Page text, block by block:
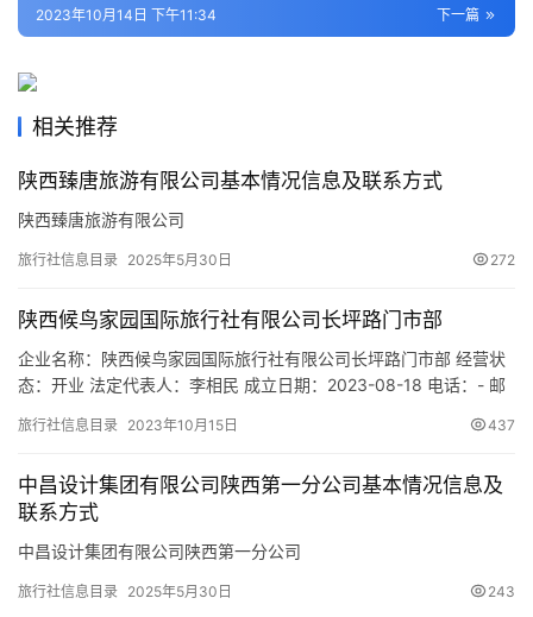
活
旅
游
市
下一篇
2023年10月14日 下午11:34
相关推荐
陕西臻唐旅游有限公司基本情况信息及联系方式
陕西臻唐旅游有限公司
旅行社信息目录 2025年5月30日 272
陕西候鸟家园国际旅行社有限公司长坪路门市部
企业名称：陕西候鸟家园国际旅行社有限公司长坪路门市部 经营状
态：开业 法定代表人：李相民 成立日期：2023-08-18 电话：- 邮
西省西安市蓝田县长坪路68号（好又多超市内） 网址：- 经营范
务代理；票务代理服务；会议及展…
旅行社信息目录 2023年10月15日 437
中昌设计集团有限公司陕西第一分公司基本情况信息及
联系方式
中昌设计集团有限公司陕西第一分公司
旅行社信息目录 2025年5月30日 243